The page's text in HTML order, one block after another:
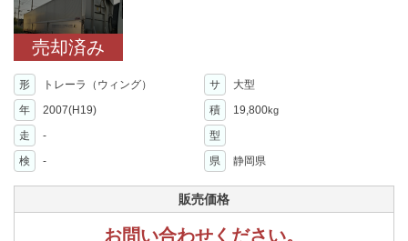
売却済み
形 トレーラ（ウィング） サ
大型
年
2007(H19) 積 19,800kg
走 -
型
検
- 県 静岡県
販売価格
お問い合わせください。